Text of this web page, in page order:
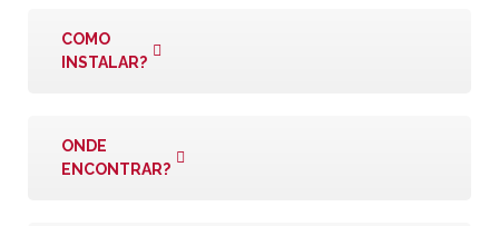
COMO
INSTALAR?
ONDE
ENCONTRAR?